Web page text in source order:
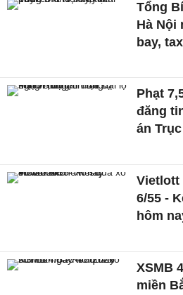
Tổng
Hà Nội
bay,
Phạt
đăng
án
Vietlott
6/55 -
hôm
XSMB
miền